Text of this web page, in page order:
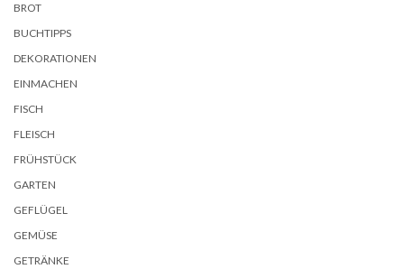
BROT
BUCHTIPPS
DEKORATIONEN
EINMACHEN
FISCH
FLEISCH
FRÜHSTÜCK
GARTEN
GEFLÜGEL
GEMÜSE
GETRÄNKE